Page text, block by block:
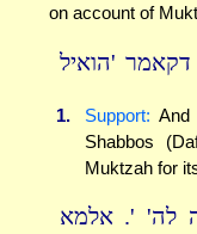
on account of
'הואיל
1. Support:
Shabbos
Muktzah for
לה' '. אלמא